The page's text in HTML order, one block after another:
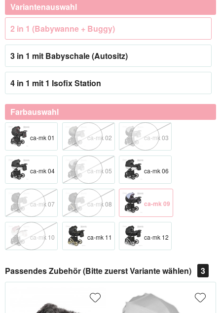
Variantenauswahl
2 in 1 (Babywanne + Buggy)
3 in 1 mit Babyschale (Autositz)
4 in 1 mit 1 Isofix Station
Farbauswahl
ca-mk 01 ca-mk 02 ca-mk 03
ca-mk 04 ca-mk 05 ca-mk 06
ca-mk 07 ca-mk 08 ca-mk 09
ca-mk 10 ca-mk 11 ca-mk 12
Passendes Zubehör (Bitte zuerst Variante wählen) 3